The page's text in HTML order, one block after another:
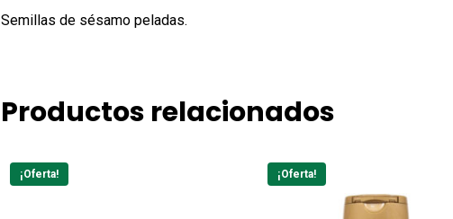
Semillas de sésamo peladas.
Productos relacionados
¡Oferta! ¡Oferta!